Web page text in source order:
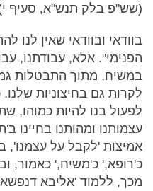
(שש"פ בלק תנש"א, סעיף
בוודאי ובוודאי שאין לנו
הפנימי". אלא, עבודתנו,
במשיח, מתוך התבטלות
לקרות גם בחיצוניות
לפעול בנו להיות כמוהו,
עצמותנו ומהותנו בחיינו
אמיצות 'לקבל על עצמנו',
כ'רופא,' כ'משיח,' כאמור,
מכך, ללמוד 'אליבא